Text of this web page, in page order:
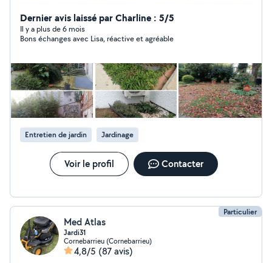
de massifs -Évacuation de déchets verts -Arrosage en
goutte à goutte et programmation -Scarification -
Preparation de terrain pour un engazonnement -Pose de
Livraisons jusqu'à 1 tonne -Installation de treillis pour
plantes grimpantes -Installation de bâche anti
germination -Pose de paillage organique et minéral -
Plantation de haie -Plantation d'arbres -Elagage de
fruitiers et arbres d'ornement -Demoussage d'allees,
façades, murets -Passage du karsher -Création de
potager surélevé -Taille architecturale -Desherbage -
Aménagement de balcon -Production et vente de
plants d'ornement -...
Dernier avis laissé par Charline : 5/5
Il y a plus de 6 mois
Bons échanges avec Lisa, réactive et agréable
Entretien de jardin Jardinage
Voir le profil Contacter
Particulier
Med Atlas
Jardi31
Cornebarrieu (Cornebarrieu)
4,8/5 (87 avis)